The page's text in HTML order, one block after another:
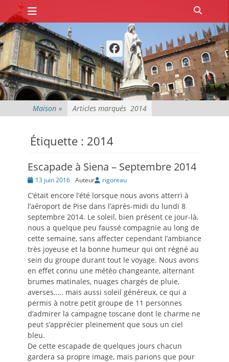
Passer
au
contenu
Premier menu
Facebook
Maison » Articles marqués 2014
Étiquette : 2014
Escapade à Siena – Septembre 2014
Posté13 juin 2016 Auteur rigoreau
C’était encore l’été lorsque nous avons atterri à
l’aéroport de Pise dans l’après-midi du lundi 8
septembre 2014. Le soleil, bien présent ce jour-là,
nous a quelque peu faussé compagnie au long de
cette semaine, sans affecter cependant l’ambiance
très joyeuse et la bonne humeur qui ont régné au
sein du groupe durant tout le voyage. Nous avons
en effet connu une météo changeante, alternant
brumes matinales, nuages chargés de pluie,
averses….. mais aussi soleil généreux, ce qui a
permis à notre petit groupe de 11 personnes
d’admirer la campagne toscane dont le charme ne
peut s’apprécier pleinement que sous un ciel
bleu.
De cette escapade de quelques jours chacun
gardera sa propre image, mais parions que pour